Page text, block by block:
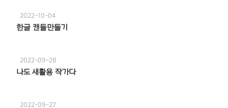
2022-10-04
한글 캔들만들기
2022-09-28
나도 새활용 작가다
2022-09-27